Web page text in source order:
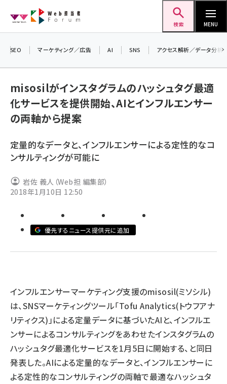
ン
検索 MENU
seo (3546)
youtube (2455)
セミナー (2328)
meo (1288)
SEO マーケティング／広告 AI SNS アクセス解析／データ分析
misosilがインスタグラムのハッシュタグ最適
化サービスを提供開始、AIとインフルエンサー
の両軸から提案
定量的なデータと、インフルエンサーによる定性的なコ
ンサルティングが可能に
岩佐 義人（Web担 編集部）
2018年1月10日 12:50
優先するニュース提供元に追加
インフルエンサーマーケティング支援のmisosil(ミソシル)
は、SNSマーケティングツール「Tofu Analytics(トウフアナ
リティクス)」による定量データに基づいたAIと、インフルエ
ンサーによるコンサルティングをあわせたインスタグラムの
ハッシュタグ最適化サービスを1月5日に開始する、と同日
発表した。AIによる定量的なデータと、インフルエンサーに
よる定性的なコンサルティングの両軸で最適なハッシュタ
るセ
2026